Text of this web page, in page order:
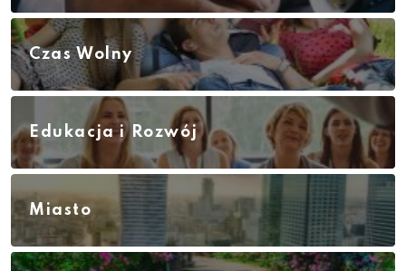
Czas Wolny
Edukacja i Rozwój
Miasto